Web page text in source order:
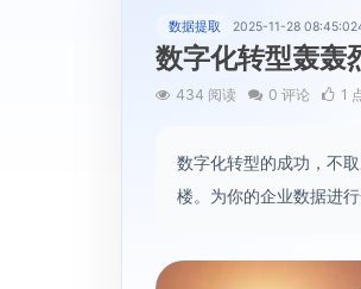
数据提取 2025-11-28 08:45:02
数字化转型轰轰
434 阅读 0 评论 1
数字化转型的成功，不
楼。为你的企业数据进